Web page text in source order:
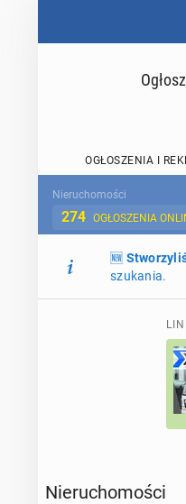
OGŁOSZENIA I
Nieruchomości
274 OGŁOSZENIA
🆕
szukania.
Nieruchomości